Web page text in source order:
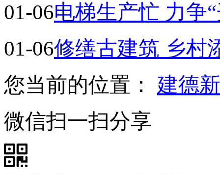
01-06电梯生产忙 力争
01-06修缮古建筑 乡村
您当前的位置： 建德
微信扫一扫分享